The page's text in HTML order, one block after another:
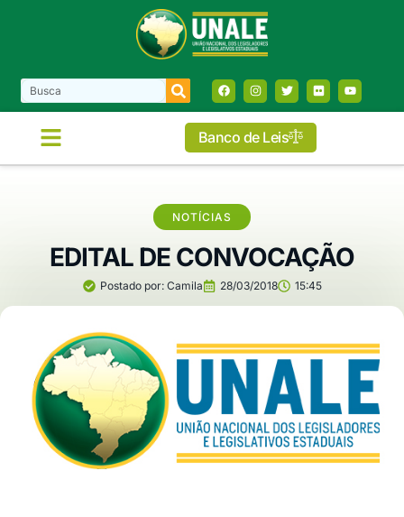
Banco de Leis
NOTÍCIAS
EDITAL DE CONVOCAÇÃO
Postado por:Camila 28/03/2018 15:45